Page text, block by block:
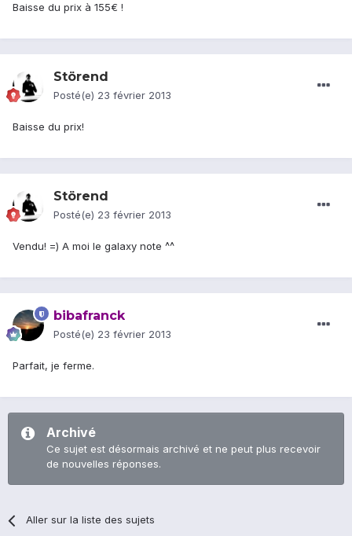
Baisse du prix à 155€ !
Störend
Posté(e) 23 février 2013
Baisse du prix!
Störend
Posté(e) 23 février 2013
Vendu! =) A moi le galaxy note ^^
bibafranck
Posté(e) 23 février 2013
Parfait, je ferme.
Archivé
Ce sujet est désormais archivé et ne peut plus recevoir
de nouvelles réponses.
Aller sur la liste des sujets